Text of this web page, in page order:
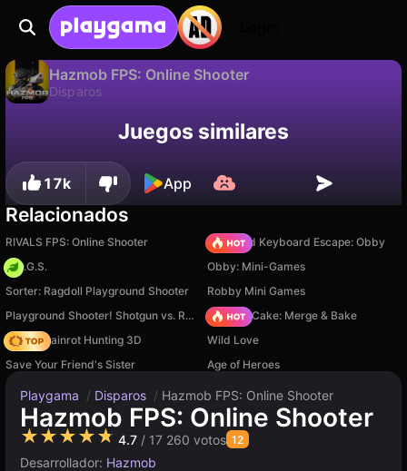
Hazmob FPS: Online Shooter
Disparos
Juegos similares
17k App
Relacionados
RIVALS FPS: Online Shooter
+1 Speed Keyboard Escape: Obby
H.O.G.S.
Obby: Mini-Games
Sorter: Ragdoll Playground Shooter
Robby Mini Games
Playground Shooter! Shotgun vs. Ragdolls!
Piece of Cake: Merge & Bake
Italian Brainrot Hunting 3D
Wild Love
Save Your Friend's Sister
Age of Heroes
Playgama / Disparos / Hazmob FPS: Online Shooter
Hazmob FPS: Online Shooter
★★★★★ 4.7 / 17 260 votos 12
Desarrollador: Hazmob